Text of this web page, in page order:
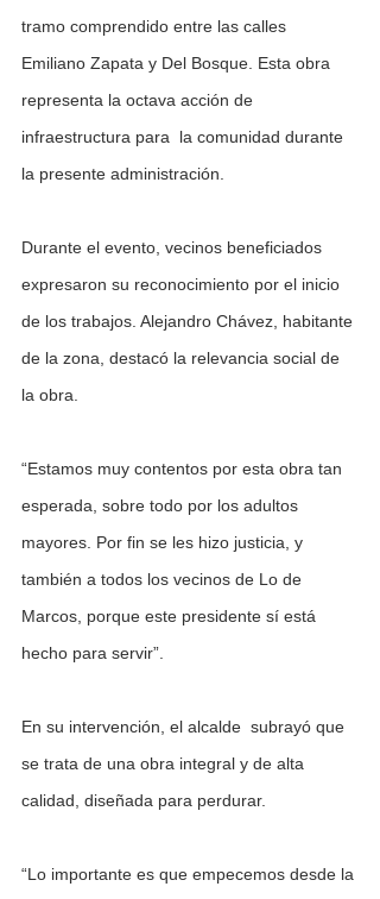
tramo comprendido entre las calles
Emiliano Zapata y Del Bosque. Esta obra
representa la octava acción de
infraestructura para  la comunidad durante
la presente administración.
Durante el evento, vecinos beneficiados
expresaron su reconocimiento por el inicio
de los trabajos. Alejandro Chávez, habitante
de la zona, destacó la relevancia social de
la obra.
“Estamos muy contentos por esta obra tan
esperada, sobre todo por los adultos
mayores. Por fin se les hizo justicia, y
también a todos los vecinos de Lo de
Marcos, porque este presidente sí está
hecho para servir”.
En su intervención, el alcalde  subrayó que
se trata de una obra integral y de alta
calidad, diseñada para perdurar.
“Lo importante es que empecemos desde la